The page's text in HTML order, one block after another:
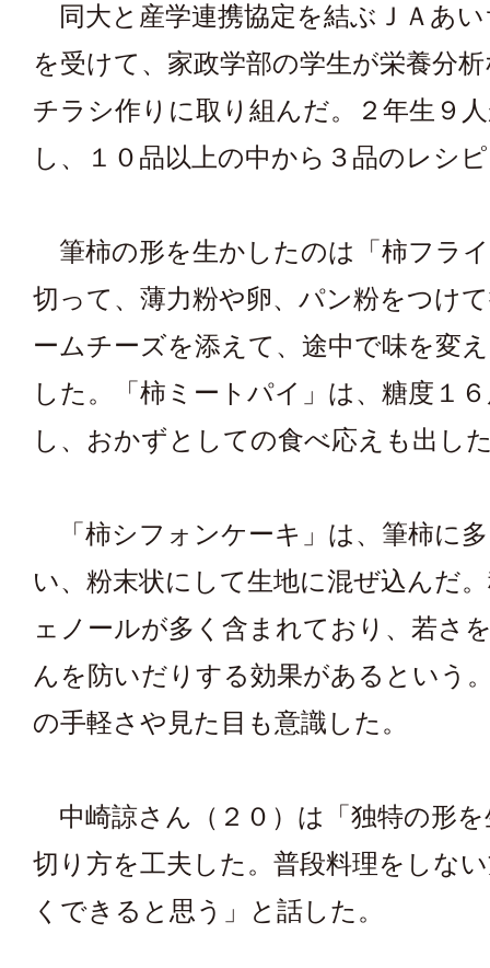
同大と産学連携協定を結ぶＪＡあ
を受けて、家政学部の学生が栄養分
チラシ作りに取り組んだ。２年生９
し、１０品以上の中から３品のレシ
筆柿の形を生かしたのは「柿フラ
切って、薄力粉や卵、パン粉をつけ
ームチーズを添えて、途中で味を変
した。「柿ミートパイ」は、糖度１
し、おかずとしての食べ応えも出し
「柿シフォンケーキ」は、筆柿に
い、粉末状にして生地に混ぜ込んだ
ェノールが多く含まれており、若さ
んを防いだりする効果があるという
の手軽さや見た目も意識した。
中崎諒さん（２０）は「独特の形
切り方を工夫した。普段料理をしな
くできると思う」と話した。